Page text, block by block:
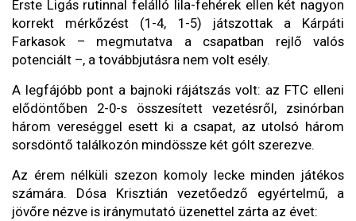
Erste Ligás rutinnal felálló lila-fehérek ellen két nagyon
korrekt mérkőzést (1-4, 1-5) játszottak a Kárpáti
Farkasok – megmutatva a csapatban rejlő valós
potenciált –, a továbbjutásra nem volt esély.
A legfájóbb pont a bajnoki rájátszás volt: az FTC elleni
elődöntőben 2-0-s összesített vezetésről, zsinórban
három vereséggel esett ki a csapat, az utolsó három
sorsdöntő találkozón mindössze két gólt szerezve.
Az érem nélküli szezon komoly lecke minden játékos
számára. Dósa Krisztián vezetőedző egyértelmű, a
jövőre nézve is iránymutató üzenettel zárta az évet: